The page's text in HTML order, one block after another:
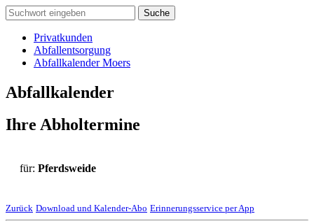
Suche
Privatkunden
Abfallentsorgung
Abfallkalender Moers
Abfallkalender
Ihre Abholtermine
für: Pferdsweide
Zurück Download und Kalender-Abo Erinnerungsservice per App